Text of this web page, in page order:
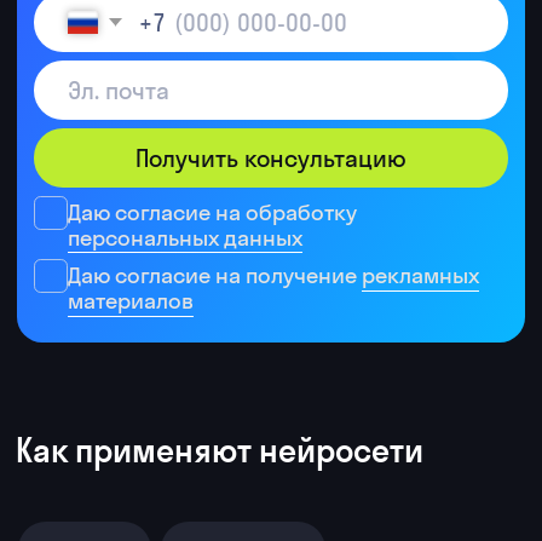
ИИ проверяет работы и дает
развернутую обратную связь
ИИ подбирает материалы, примеры
Без нейросетей
Пишу вакансии вручную — долго
и однообразно
Читаю каждое резюме целиком,
трачу часы
Составляю письма кандидатам
ChatGPT пишет продающую вакансию